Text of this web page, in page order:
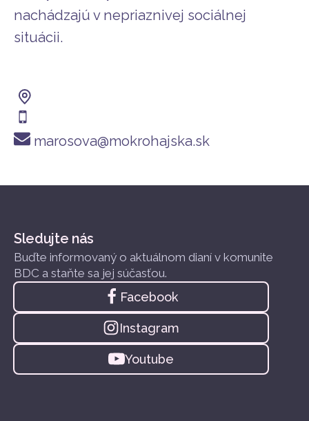
nachádzajú v nepriaznivej sociálnej
situácii.
marosova@mokrohajska.sk
Sledujte nás
Buďte informovaný o aktuálnom dianí v komunite
BDC a staňte sa jej súčasťou.
Facebook
Instagram
Youtube